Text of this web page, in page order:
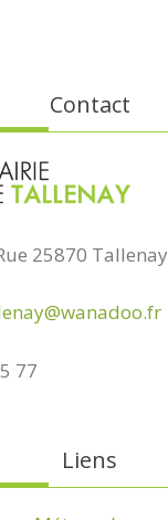
Contact
25870 Tallenay
77
Liens